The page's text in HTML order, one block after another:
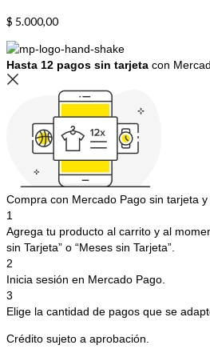
$ 5.000,00
Hasta 12 pagos sin tarjeta con
Compra con Mercado Pago sin tarjeta
1
Agrega tu producto al carrito y al
sin Tarjeta” o “Meses sin Tarjeta”.
2
Inicia sesión en Mercado Pago.
3
Elige la cantidad de pagos que se
Crédito sujeto a aprobación.